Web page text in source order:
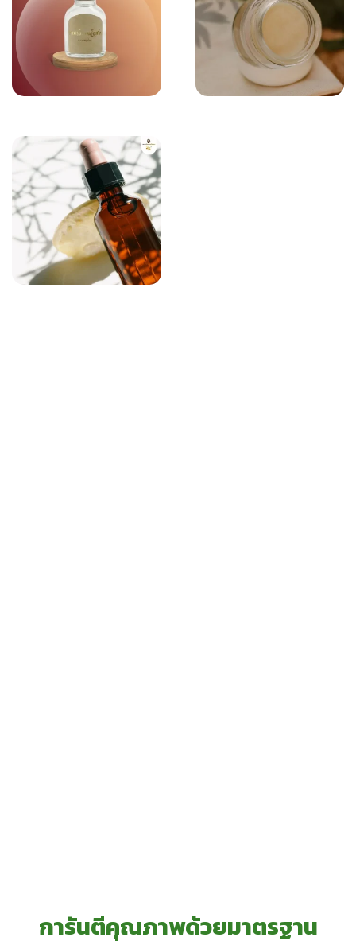
การันตีคุณภาพด้วยมาตรฐาน